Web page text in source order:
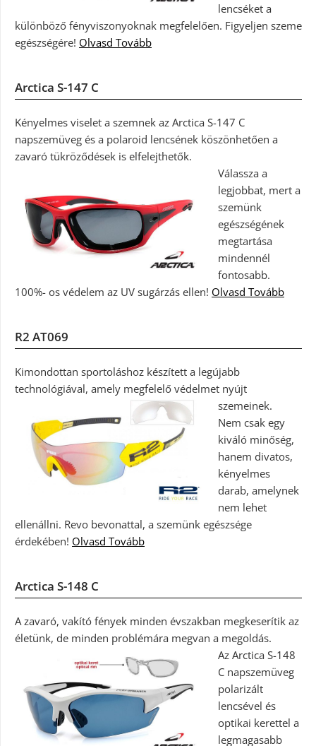
lencséket a
különböző fényviszonyoknak megfelelően. Figyeljen szeme
egészségére! Olvasd Tovább
Arctica S-147 C
Kényelmes viselet a szemnek az Arctica S-147 C
napszemüveg és a polaroid lencsének köszönhetően a
zavaró tükröződések is elfelejthetők.
Válassza a
legjobbat, mert a
szemünk
egészségének
megtartása
mindennél
fontosabb.
100%- os védelem az UV sugárzás ellen! Olvasd Tovább
R2 AT069
Kimondottan sportoláshoz készített a legújabb
technológiával, amely megfelelő védelmet nyújt
szemeinek.
Nem csak egy
kiváló minőség,
hanem divatos,
kényelmes
darab, amelynek
nem lehet
ellenállni. Revo bevonattal, a szemünk egészsége
érdekében! Olvasd Tovább
Arctica S-148 C
A zavaró, vakító fények minden évszakban megkeserítik az
életünk, de minden problémára megvan a megoldás.
Az Arctica S-148
C napszemüveg
polarizált
lencsével és
optikai kerettel a
legmagasabb